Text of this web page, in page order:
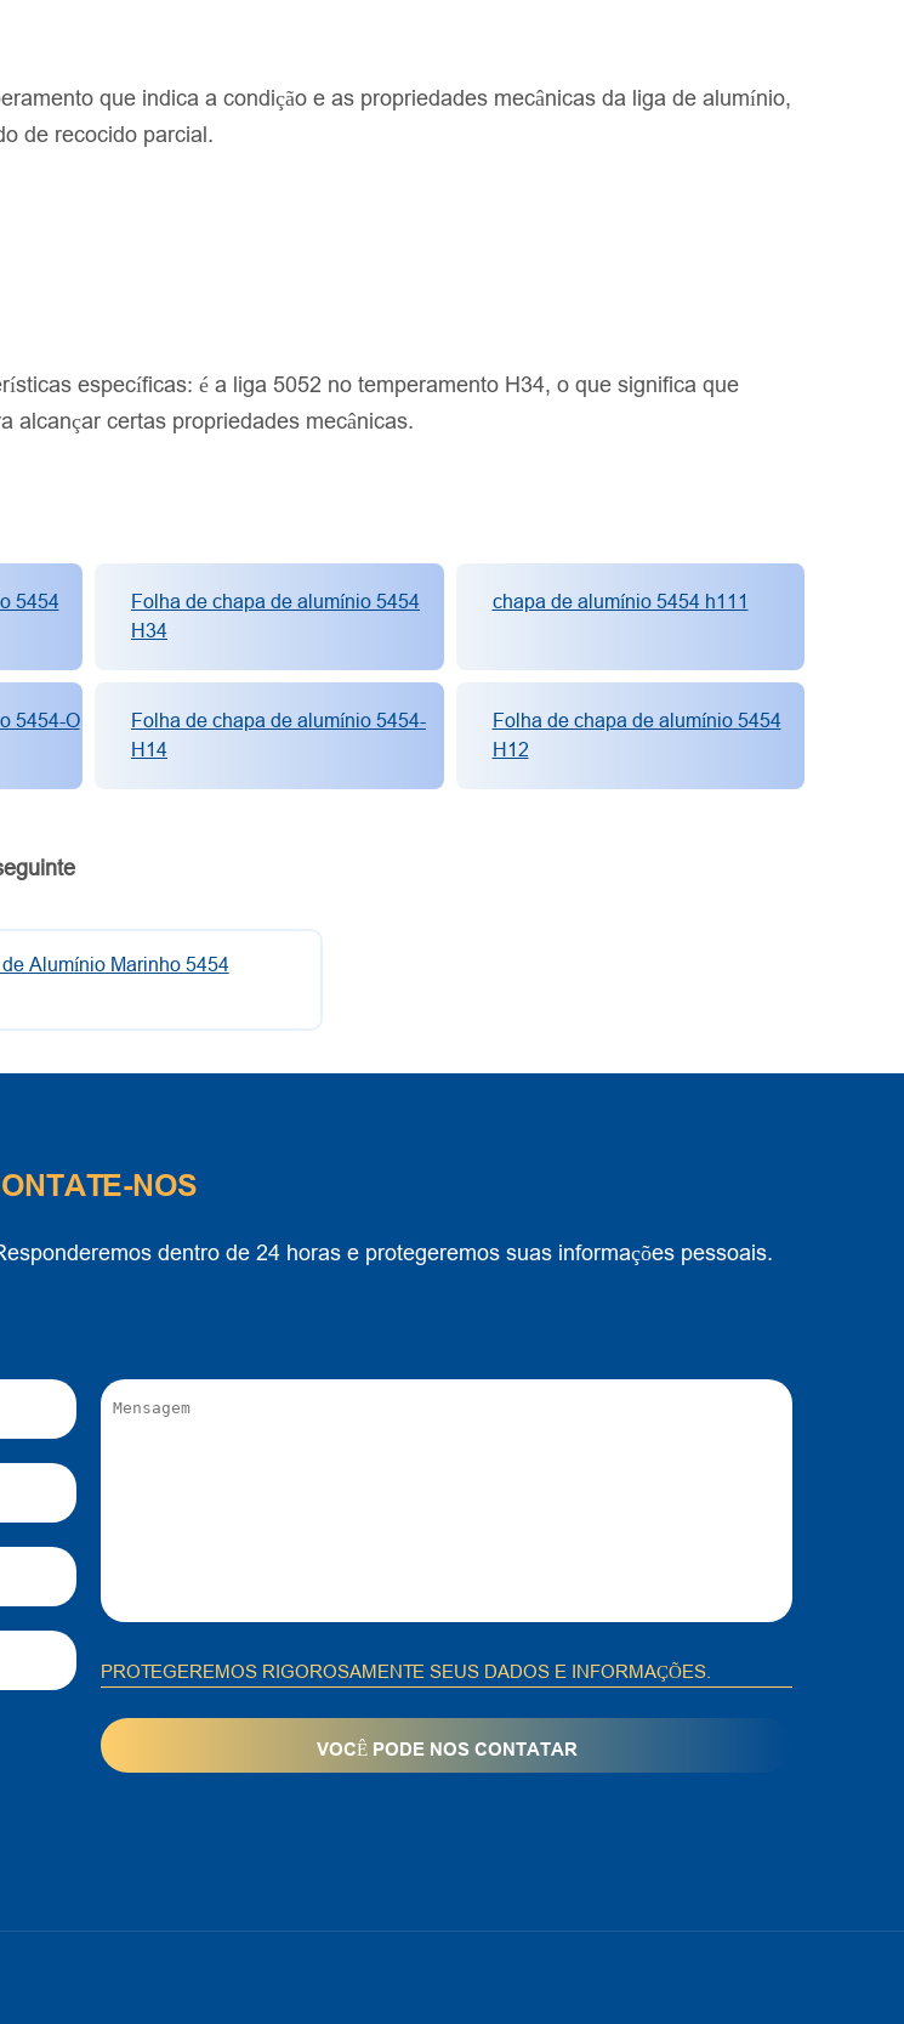
que indica a condição e as propriedades mecânicas da liga de alumínio,
de recocido parcial.
específicas: é a liga 5052 no temperamento H34, o que significa que
alcançar certas propriedades mecânicas.
5454
Folha de chapa de alumínio 5454
H34
chapa de alumínio 5454 h111
5454-O
Folha de chapa de alumínio 5454-
H14
Folha de chapa de alumínio 5454
H12
Alumínio Marinho 5454
NOS
dentro de 24 horas e protegeremos suas informações pessoais.
PROTEGEREMOS RIGOROSAMENTE SEUS DADOS E INFORMAÇÕES.